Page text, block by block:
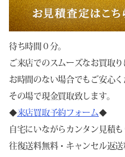
待ち時間０分。
ご来店でのスムーズなお買取り
お時間のない場合でもご安心く
その場で現金買取致します。
◆来店買取予約フォーム◆
自宅にいながらカンタン見積
往復送料無料・キャンセル返送